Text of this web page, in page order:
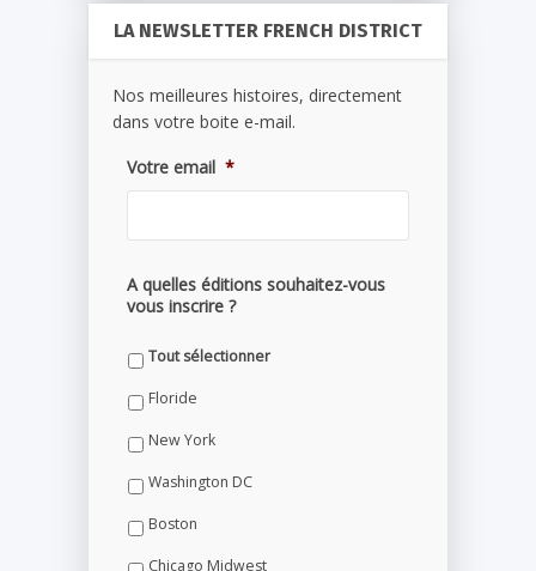
LA NEWSLETTER FRENCH DISTRICT
Nos meilleures histoires, directement
dans votre boite e-mail.
Votre email *
A quelles éditions souhaitez-vous
vous inscrire ?
Tout sélectionner
Floride
New York
Washington DC
Boston
Chicago Midwest